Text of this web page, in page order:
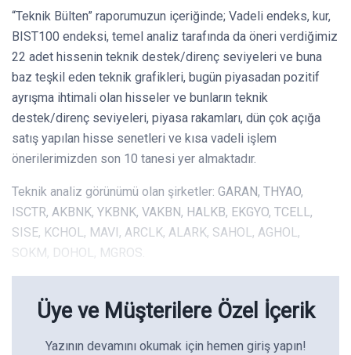
“Teknik Bülten” raporumuzun içeriğinde; Vadeli endeks, kur,
BIST100 endeksi, temel analiz tarafında da öneri verdiğimiz
22 adet hissenin teknik destek/direnç seviyeleri ve buna
baz teşkil eden teknik grafikleri, bugün piyasadan pozitif
ayrışma ihtimali olan hisseler ve bunların teknik
destek/direnç seviyeleri, piyasa rakamları, dün çok açığa
satış yapılan hisse senetleri ve kısa vadeli işlem
önerilerimizden son 10 tanesi yer almaktadır.
Teknik analiz görünümü olan şirketler: GARAN, THYAO,
ISCTR, AKBNK, YKBNK, VAKBN, HALKB, EKGYO, TCELL,
SISE, KCHOL, MAVI, ARCLK, ALARK, SAHOL, AGHOL,
SOKM, DOHOL, MGROS.
Üye ve Müşterilere Özel İçerik
Yazının devamını okumak için hemen giriş yapın!